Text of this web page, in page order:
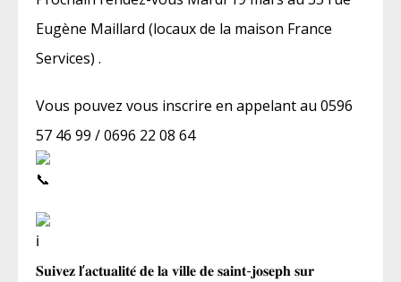
Eugène Maillard (locaux de la maison France
Services) .
Vous pouvez vous inscrire en appelant au 0596
57 46 99 / 0696 22 08 64
𝐒𝐮𝐢𝐯𝐞𝐳 𝐥’𝐚𝐜𝐭𝐮𝐚𝐥𝐢𝐭𝐞́ 𝐝𝐞 𝐥𝐚 𝐯𝐢𝐥𝐥𝐞 𝐝𝐞 𝐬𝐚𝐢𝐧𝐭-𝐣𝐨𝐬𝐞𝐩𝐡 𝐬𝐮𝐫